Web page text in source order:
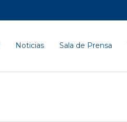
Noticias Sala de Prensa